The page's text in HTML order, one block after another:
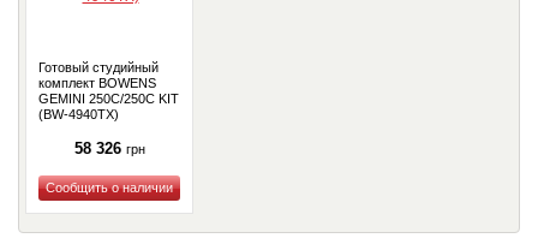
Готовый студийный
комплект BOWENS
GEMINI 250C/250C KIT
(BW-4940TX)
58 326 грн
Купить